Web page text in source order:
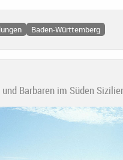
Baden-Württemberg
Barbaren im Süden